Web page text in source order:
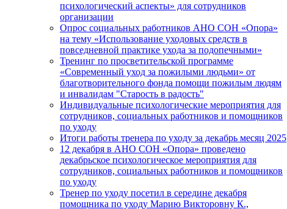
психологический аспекты» для сотрудников
организации
Опрос социальных работников АНО СОН «Опора»
на тему «Использование уходовых средств в
повседневной практике ухода за подопечными»
Тренинг по просветительской программе
«Современный уход за пожилыми людьми» от
благотворительного фонда помощи пожилым людям
и инвалидам "Старость в радость"
Индивидуальные психологические мероприятия для
сотрудников, социальных работников и помощников
по уходу
Итоги работы тренера по уходу за декабрь месяц 2025
12 декабря в АНО СОН «Опора» проведено
декабрьское психологическое мероприятия для
сотрудников, социальных работников и помощников
по уходу
Тренер по уходу посетил в середине декабря
помощника по уходу Марию Викторовну К.,